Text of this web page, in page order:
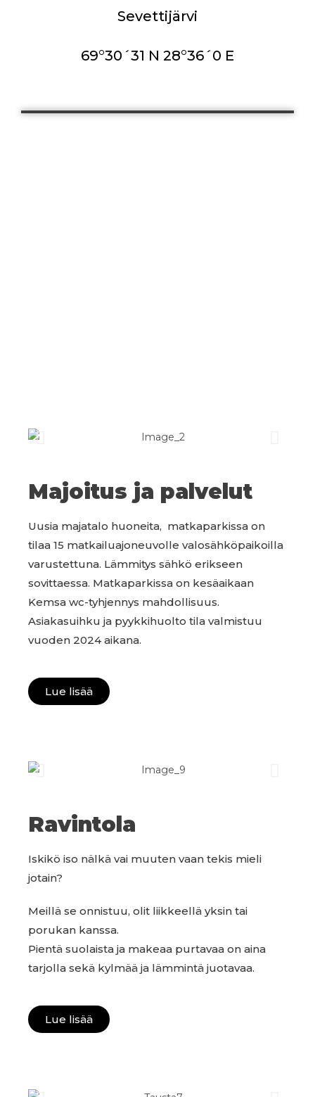
Sevettijärvi
69°30´31 N 28°36´0 E
Majoitus ja palvelut
Uusia majatalo huoneita, matkaparkissa on
tilaa 15 matkailuajoneuvolle valosähköpaikoilla
varustettuna. Lämmitys sähkö erikseen
sovittaessa. Matkaparkissa on kesäaikaan
Kemsa wc-tyhjennys mahdollisuus.
Asiakasuihku ja pyykkihuolto tila valmistuu
vuoden 2024 aikana.
Lue lisää
Ravintola
Iskikö iso nälkä vai muuten vaan tekis mieli
jotain?
Meillä se onnistuu, olit liikkeellä yksin tai
porukan kanssa.
Pientä suolaista ja makeaa purtavaa on aina
tarjolla sekä kylmää ja lämmintä juotavaa.
Lue lisää